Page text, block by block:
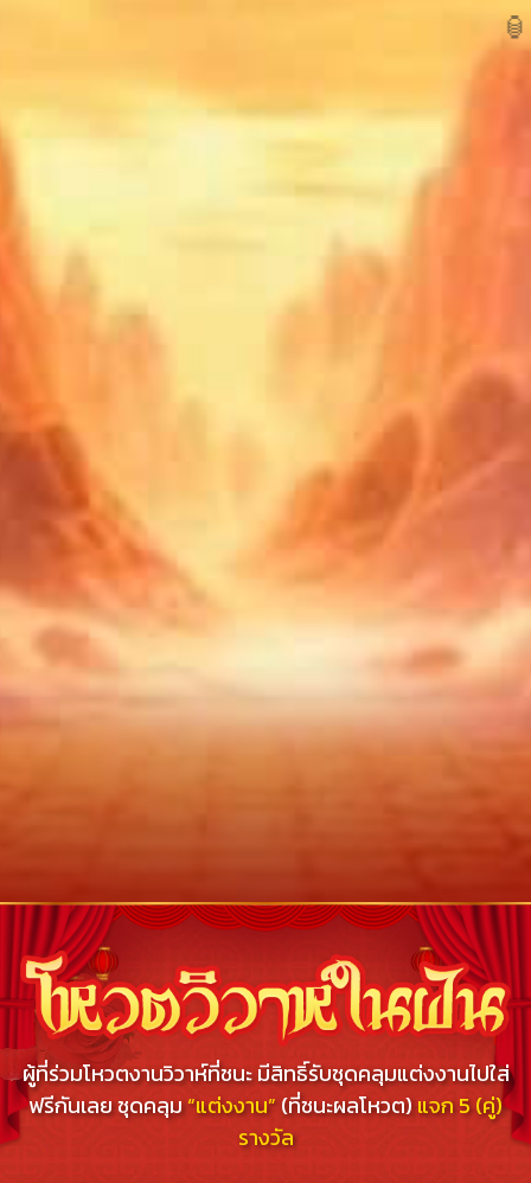
กิจกรรมวิวาห์ในฝัน - ร่วมโหวตชุดคลุมแต่งงาน
ผู้ที่ร่วมโหวตงานวิวาห์ที่ชนะ มีสิทธิ์รับชุดคลุมแต่งงานไปใส่
ฟรีกันเลย ชุดคลุม“แต่งงาน”(ที่ชนะผลโหวต)แจก 5 (คู่)
รางวัล